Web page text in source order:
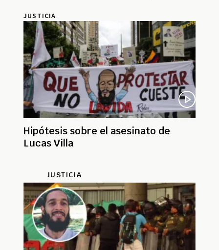
JUSTICIA
Hipótesis sobre el asesinato de
Lucas Villa
JUSTICIA